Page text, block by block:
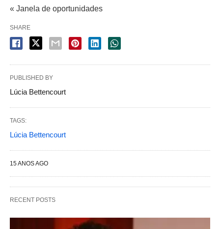
« Janela de oportunidades
SHARE
PUBLISHED BY
Lúcia Bettencourt
TAGS:
Lúcia Bettencourt
15 ANOS AGO
RECENT POSTS